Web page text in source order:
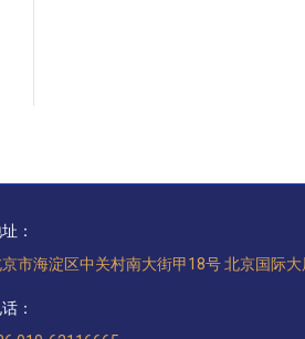
：
市海淀区中关村南大街甲18号 北京国际
：